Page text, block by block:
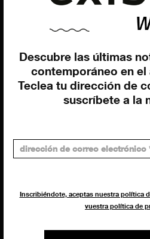
Descubre las últimas
contemporáneo en
Teclea tu dirección de
suscríbete a la
Inscribiéndote, aceptas nuestra política
vuestra política de
Programación y diseño
Marcello Moi
EXIBART SPAIN, S.L.U.
AVINGUDA ROMA, 12
Suscríbete a la newsletter
nuestra web.